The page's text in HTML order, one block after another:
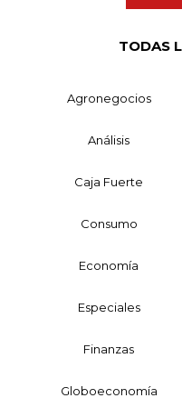
TODAS
Agronegocios
Análisis
Caja Fuerte
Consumo
Economía
Especiales
Finanzas
Globoeconomía